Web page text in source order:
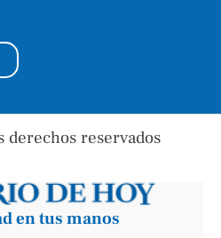
derechos reservados
en tus manos